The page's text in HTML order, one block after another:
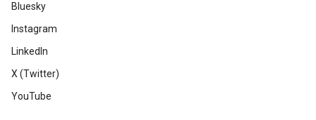
Bluesky
Instagram
LinkedIn
X (Twitter)
YouTube